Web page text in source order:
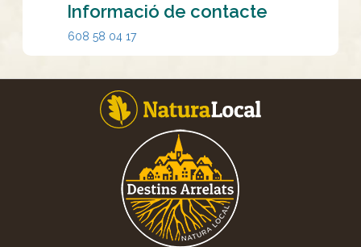
Informació de contacte
608 58 04 17